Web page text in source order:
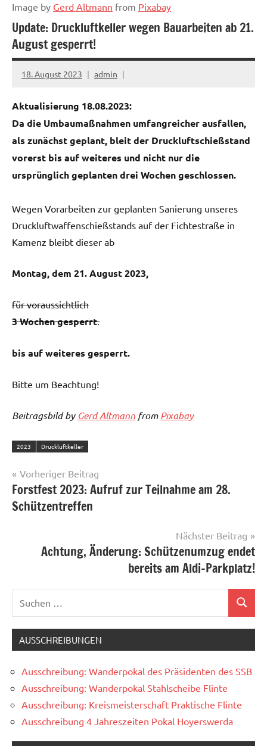
Image by Gerd Altmann from Pixabay
Update: Druckluftkeller wegen Bauarbeiten ab 21.
August gesperrt!
18. August 2023 admin
Aktualisierung 18.08.2023:
Da die Umbaumaßnahmen umfangreicher ausfallen,
als zunächst geplant, bleit der Druckluftschießstand
vorerst bis auf weiteres und nicht nur die
ursprünglich geplanten drei Wochen geschlossen.
Wegen Vorarbeiten zur geplanten Sanierung unseres
Druckluftwaffenschießstands auf der Fichtestraße in
Kamenz bleibt dieser ab
Montag, dem 21. August 2023,
für voraussichtlich
3 Wochen gesperrt.
bis auf weiteres gesperrt.
Bitte um Beachtung!
Beitragsbild by Gerd Altmann fromPixabay
2023 Druckluftkeller
Beitragsnavigation
Vorheriger Beitrag
Forstfest 2023: Aufruf zur Teilnahme am 28.
Schützentreffen
Nächster Beitrag
Achtung, Änderung: Schützenumzug endet
bereits am Aldi-Parkplatz!
Suchen
AUSSCHREIBUNGEN
Ausschreibung: Wanderpokal des Präsidenten des SSB
Ausschreibung: Wanderpokal Stahlscheibe Flinte
Ausschreibung: Kreismeisterschaft Praktische Flinte
Ausschreibung 4 Jahreszeiten Pokal Hoyerswerda